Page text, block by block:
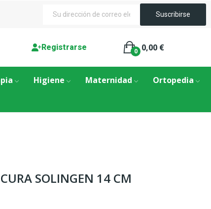
Registrarse 0,00 €
0
Higiene Maternidad
Ortopedia
SOLINGEN 14 CM